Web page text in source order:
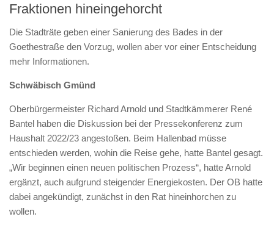
Fraktionen hineingehorcht
Die Stadträte geben einer Sanierung des Bades in der
Goethestraße den Vorzug, wollen aber vor einer Entscheidung
mehr Informationen.
Schwäbisch Gmünd
Oberbürgermeister Richard Arnold und Stadtkämmerer René
Bantel haben die Diskussion bei der Pressekonferenz zum
Haushalt 2022/23 angestoßen. Beim Hallenbad müsse
entschieden werden, wohin die Reise gehe, hatte Bantel gesagt.
„Wir beginnen einen neuen politischen Prozess“, hatte Arnold
ergänzt, auch aufgrund steigender Energiekosten. Der OB hatte
dabei angekündigt, zunächst in den Rat hineinhorchen zu
wollen.